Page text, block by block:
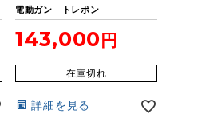
電動ガン トレポン
143,000
在庫切れ
詳細を見る